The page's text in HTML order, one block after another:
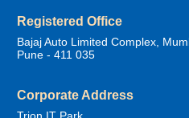
Registered Office
Bajaj Auto Limited Complex,
Pune - 411 035
Corporate Address
Trion IT Park,